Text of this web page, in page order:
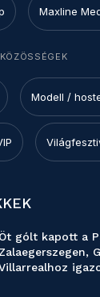
Maxline
KÖZÖSSÉGEK
Modell /
Öt gólt kapott a
Zalaegerszegen,